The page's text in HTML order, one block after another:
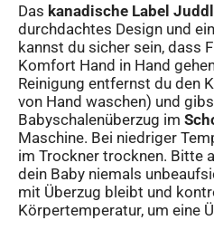
Das kanadische Label
durchdachtes Design und
kannst du sicher sein, dass
Komfort Hand in Hand
Reinigung entfernst du den
von Hand waschen) und
Babyschalenüberzug im
Maschine. Bei niedriger
im Trockner trocknen. Bitte
dein Baby niemals
mit Überzug bleibt und
Körpertemperatur, um eine